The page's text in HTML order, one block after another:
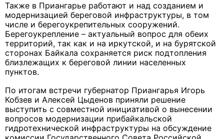
Также в Приангарье работают и над созданием и
модернизацией береговой инфраструктуры, в том
числе и берегоукрепительных сооружений.
Берегоукрепление – актуальный вопрос для обеих
территорий, так как и на иркутской, и на бурятской
сторонах Байкала сохраняется риск подтопления
близлежащих к береговой линии населенных
пунктов.
По итогам встречи губернатор Приангарья Игорь
Кобзев и Алексей Цыденов приняли решение
выступить с совместной инициативой о вынесении
вопросов модернизации прибайкальской
гидротехнической инфраструктуры на обсуждение